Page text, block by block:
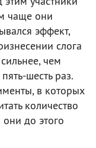
чаще они
эффект,
слога
чем
шесть раз.
в которых
количество
до этого